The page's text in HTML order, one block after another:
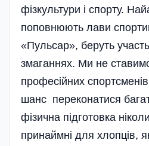
фізкультури і спорту.
поповнюють лави
«Пульсар», беруть
змаганнях. Ми не
професійних
шанс переконатися
фізична підготовка
принаймні для хлопців,